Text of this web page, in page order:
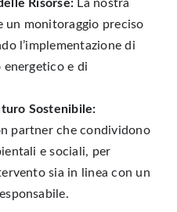
Risorse: La nostra
un monitoraggio preciso
l’implementazione di
e di
Sostenibile:
partner che condividono
e sociali, per
sia in linea con un